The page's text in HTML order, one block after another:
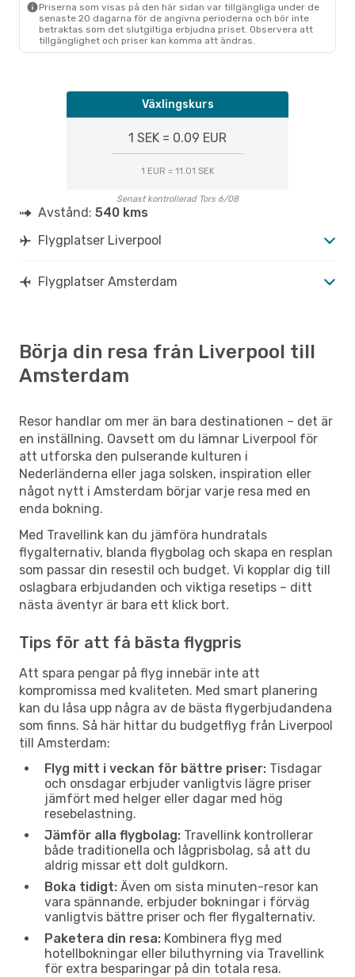
Priserna som visas på den här sidan var tillgängliga under de
senaste 20 dagarna för de angivna perioderna och bör inte
betraktas som det slutgiltiga erbjudna priset. Observera att
tillgänglighet och priser kan komma att ändras.
Växlingskurs
1 SEK = 0.09 EUR
1 EUR = 11.01 SEK
Senast kontrollerad Tors 6/08
Avstånd: 540 kms
Flygplatser Liverpool
Flygplatser Amsterdam
Börja din resa från Liverpool till
Amsterdam
Resor handlar om mer än bara destinationen – det är
en inställning. Oavsett om du lämnar Liverpool för
att utforska den pulserande kulturen i
Nederländerna eller jaga solsken, inspiration eller
något nytt i Amsterdam börjar varje resa med en
enda bokning.
Med Travellink kan du jämföra hundratals
flygalternativ, blanda flygbolag och skapa en resplan
som passar din resestil och budget. Vi kopplar dig till
oslagbara erbjudanden och viktiga resetips – ditt
nästa äventyr är bara ett klick bort.
Tips för att få bästa flygpris
Att spara pengar på flyg innebär inte att
kompromissa med kvaliteten. Med smart planering
kan du låsa upp några av de bästa flygerbjudandena
som finns. Så här hittar du budgetflyg från Liverpool
till Amsterdam:
Flyg mitt i veckan för bättre priser: Tisdagar
och onsdagar erbjuder vanligtvis lägre priser
jämfört med helger eller dagar med hög
resebelastning.
Jämför alla flygbolag: Travellink kontrollerar
både traditionella och lågprisbolag, så att du
aldrig missar ett dolt guldkorn.
Boka tidigt: Även om sista minuten-resor kan
vara spännande, erbjuder bokningar i förväg
vanligtvis bättre priser och fler flygalternativ.
Paketera din resa: Kombinera flyg med
hotellbokningar eller biluthyrning via Travellink
för extra besparingar på din totala resa.